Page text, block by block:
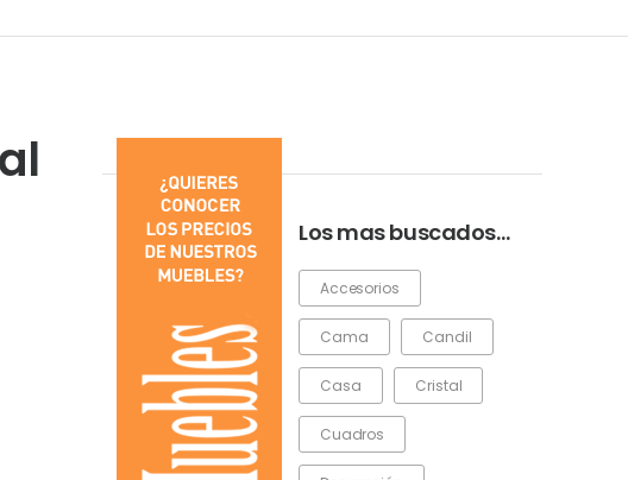
Los mas buscados…
Accesorios
Cama Candil
Casa Cristal
Cuadros